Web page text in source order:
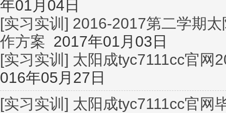
年01月04日
[实习实训] 2016-2017第二学期
作方案 2017年01月03日
[实习实训] 太阳成tyc7111cc官网
016年05月27日
[实习实训] 太阳成tyc7111cc官网